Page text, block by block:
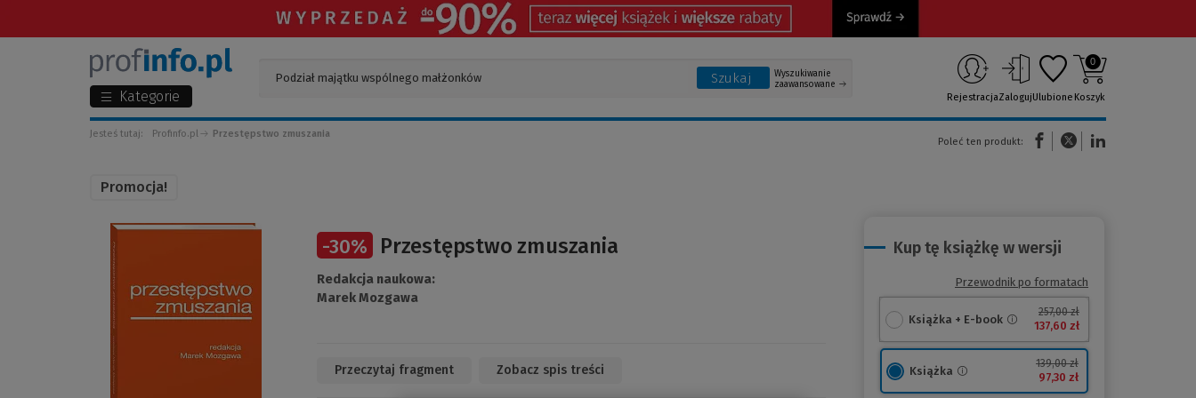
Kategorie
Szukaj
Wyszukiwanie
zaawansowane
RejestracjaZalogujUlubione
0
Koszyk
Jesteś tutaj: Profinfo.pl Przestępstwo zmuszania
Poleć ten produkt:
(Nowe okno)(Link do innej strony)
Promocja!
(Link
-30% Przestępstwo zmuszania
Redakcja naukowa:
Marek Mozgawa
Przeczytaj fragment Zobacz spis treści
Kup tę książkę w wersji
Przewodnik po formatach
Książka + E-book
257,00 zł
137,60 zł
Książka
139,00 zł
97,30 zł